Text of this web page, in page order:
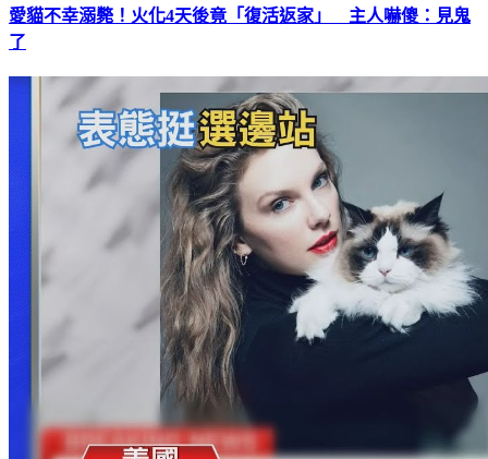
愛貓不幸溺斃！火化4天後竟「復活返家」 主人嚇傻：見鬼
了